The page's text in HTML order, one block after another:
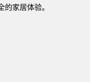
家居体验。